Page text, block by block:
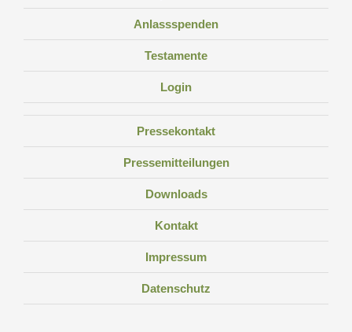
Anlassspenden
Testamente
Login
Pressekontakt
Pressemitteilungen
Downloads
Kontakt
Impressum
Datenschutz